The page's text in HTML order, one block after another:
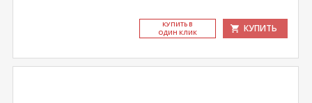
КУ­ПИТЬ В
ОДИН КЛИК
КУПИТЬ